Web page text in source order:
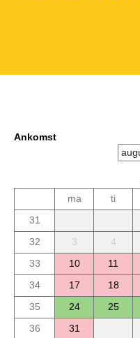
Ankomst
ma
ti
31
32
3 4
33
10 11
34
17 18
35
24 25
36
31